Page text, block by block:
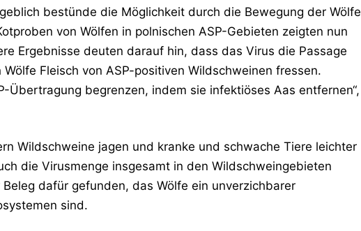
bestünde die Möglichkeit durch die Bewegung der Wölfe
von Wölfen in polnischen ASP-Gebieten zeigten nun
Ergebnisse deuten darauf hin, dass das Virus die Passage
Fleisch von ASP-positiven Wildschweinen fressen.
Übertragung begrenzen, indem sie infektiöses Aas entfernen“,
Wildschweine jagen und kranke und schwache Tiere leichter
die Virusmenge insgesamt in den Wildschweingebieten
dafür gefunden, das Wölfe ein unverzichbarer
sind.